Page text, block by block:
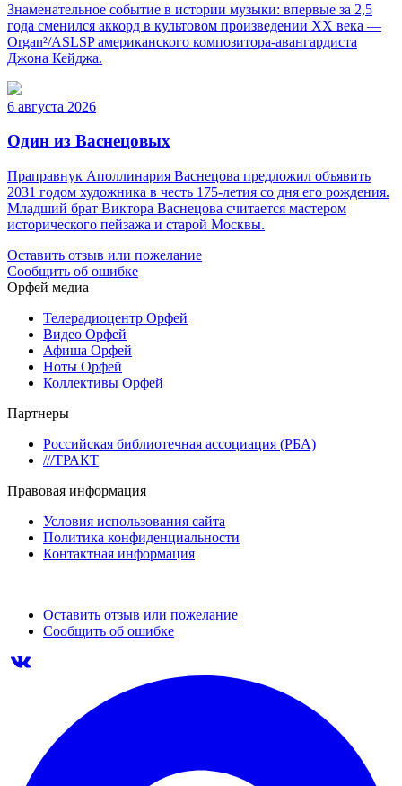
Знаменательное событие в истории музыки: впервые за 2,5
года сменился аккорд в культовом произведении XX века —
Organ²/ASLSP американского композитора-авангардиста
Джона Кейджа.
6 августа 2026
Один из Васнецовых
Праправнук Аполлинария Васнецова предложил объявить
2031 годом художника в честь 175-летия со дня его рождения.
Младший брат Виктора Васнецова считается мастером
исторического пейзажа и старой Москвы.
Оставить отзыв или пожелание
Сообщить об ошибке
Орфей медиа
Телерадиоцентр Орфей
Видео Орфей
Афиша Орфей
Ноты Орфей
Коллективы Орфей
Партнеры
Российская библиотечная ассоциация (РБА)
///ТРАКТ
Правовая информация
Условия использования сайта
Политика конфиденциальности
Контактная информация
Оставить отзыв или пожелание
Сообщить об ошибке